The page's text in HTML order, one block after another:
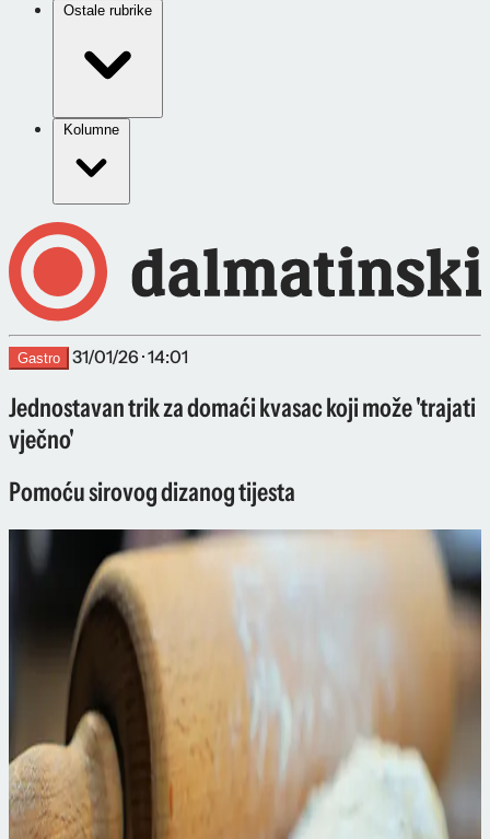
Ostale rubrike
Kolumne
Gastro 31/01/26 · 14:01
Jednostavan trik za domaći kvasac koji može 'trajati
vječno'
Pomoću sirovog dizanog tijesta